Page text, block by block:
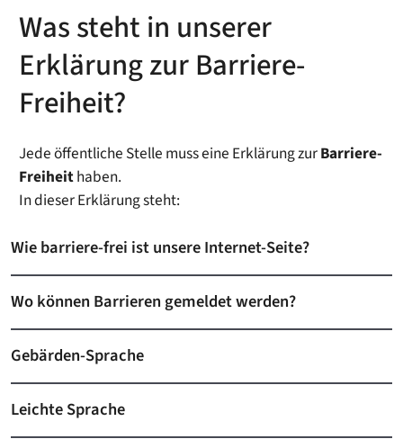
Was steht in unserer
Erklärung zur Barriere-
Freiheit?
Jede öffentliche Stelle muss eine Erklärung zurBarriere-
Freiheithaben.
In dieser Erklärung steht:
Wie barriere-frei ist unsere Internet-Seite?
Wo können Barrieren gemeldet werden?
Gebärden-Sprache
Leichte Sprache